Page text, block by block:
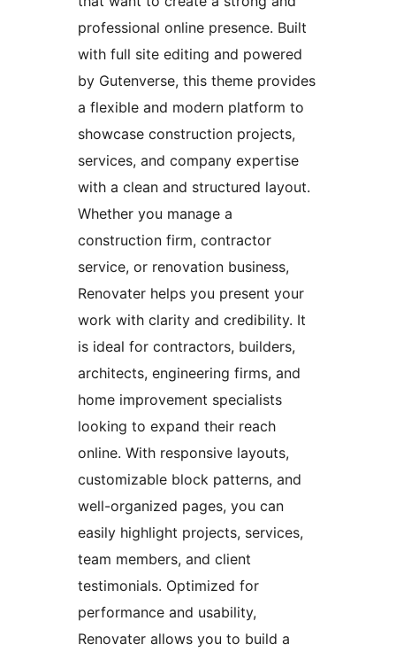
professional online presence. Built
with full site editing and powered
by Gutenverse, this theme provides
a flexible and modern platform to
showcase construction projects,
services, and company expertise
with a clean and structured layout.
Whether you manage a
construction firm, contractor
service, or renovation business,
Renovater helps you present your
work with clarity and credibility. It
is ideal for contractors, builders,
architects, engineering firms, and
home improvement specialists
looking to expand their reach
online. With responsive layouts,
customizable block patterns, and
well-organized pages, you can
easily highlight projects, services,
team members, and client
testimonials. Optimized for
performance and usability,
Renovater allows you to build a